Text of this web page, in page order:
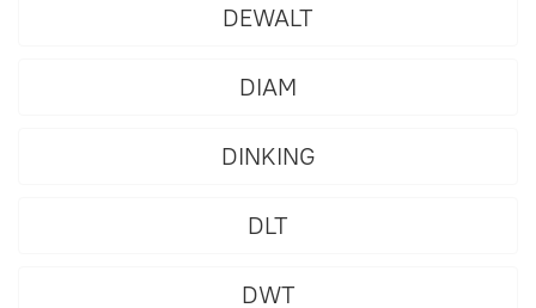
DEWALT
DIAM
DINKING
DLT
DWT